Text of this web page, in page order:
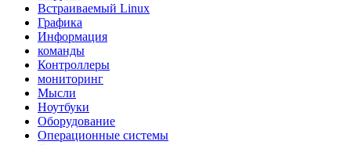
Встраиваемый Linux
Графика
Информация
команды
Контроллеры
мониторинг
Мысли
Ноутбуки
Оборудование
Операционные системы